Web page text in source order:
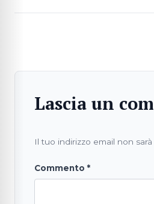
Lascia un
Il tuo indirizzo email non
Commento *